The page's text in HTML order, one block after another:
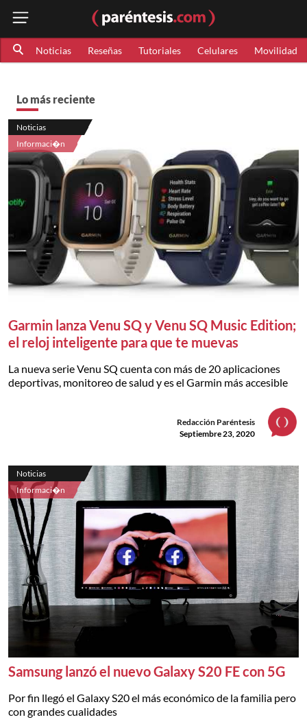
Noticias Reseñas Tutoriales Celulares Movilidad
Lo más reciente
Noticias
Informaci�n
Garmin lanza Venu SQ y Venu SQ Music Edition;
el reloj inteligente para que te muevas
La nueva serie Venu SQ cuenta con más de 20 aplicaciones
deportivas, monitoreo de salud y es el Garmin más accesible
Redacción Paréntesis
Septiembre 23, 2020
Noticias
Informaci�n
Samsung lanzó el nuevo Galaxy S20 FE con 5G
Por fin llegó el Galaxy S20 el más económico de la familia pero
con grandes cualidades